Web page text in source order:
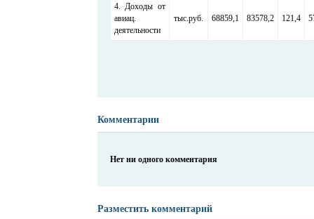
4. Доходы от
авиац.
деятельности
тыс.руб. 68859,1 83578,2 121,4
Комментарии
Нет ни одного комментария
Разместить комментарий